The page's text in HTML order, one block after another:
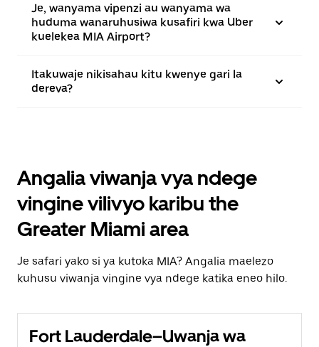
Je, wanyama vipenzi au wanyama wa
huduma wanaruhusiwa kusafiri kwa Uber
kuelekea MIA Airport?
Itakuwaje nikisahau kitu kwenye gari la
dereva?
Angalia viwanja vya ndege
vingine vilivyo karibu the
Greater Miami area
Je safari yako si ya kutoka MIA? Angalia maelezo
kuhusu viwanja vingine vya ndege katika eneo hilo.
Fort Lauderdale–Uwanja wa